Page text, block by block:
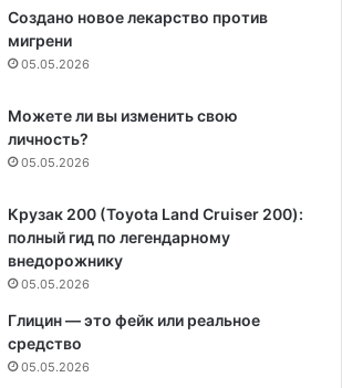
Создано новое лекарство против
мигрени
05.05.2026
Можете ли вы изменить свою
личность?
05.05.2026
Крузак 200 (Toyota Land Cruiser 200):
полный гид по легендарному
внедорожнику
05.05.2026
Глицин — это фейк или реальное
средство
05.05.2026